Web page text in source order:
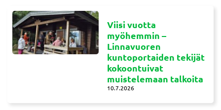
Viisi vuotta
myöhemmin –
Linnavuoren
kuntoportaiden tekijät
kokoontuivat
muistelemaan talkoita
10.7.2026